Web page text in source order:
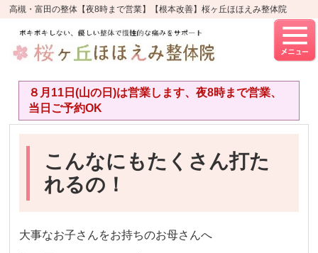
高槻・富田の整体【夜8時まで営業】【根本改善】桜ヶ丘ほほえみ整体院
８月11日(山の日)は営業します、夜8時まで営業、
当日ご予約OK
こんなにもたくさん打た
れるの！
大事なお子さんをお持ちのお母さんへ